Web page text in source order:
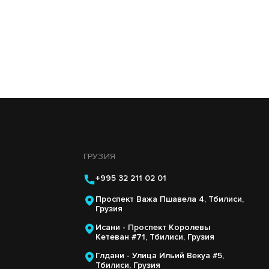
ГРУЗИЯ
+995 32 211 02 01
Проспект Важа Пшавела 4, Тбилиси,
Грузия
Исани - Проспект Королевы
Кетеван #71, Тбилиси, Грузия
Глдани - Улица Ильий Векуа #5,
Тбилиси, Грузия